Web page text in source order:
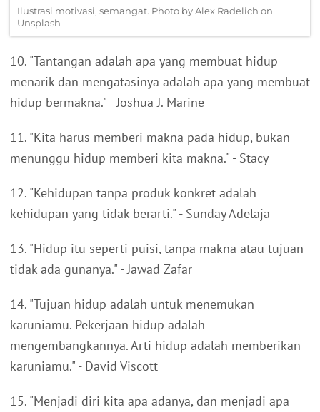
Ilustrasi motivasi, semangat. Photo by Alex Radelich on
Unsplash
10. "Tantangan adalah apa yang membuat hidup
menarik dan mengatasinya adalah apa yang membuat
hidup bermakna." - Joshua J. Marine
11. "Kita harus memberi makna pada hidup, bukan
menunggu hidup memberi kita makna." - Stacy
12. "Kehidupan tanpa produk konkret adalah
kehidupan yang tidak berarti." - Sunday Adelaja
13. "Hidup itu seperti puisi, tanpa makna atau tujuan -
tidak ada gunanya." - Jawad Zafar
14. "Tujuan hidup adalah untuk menemukan
karuniamu. Pekerjaan hidup adalah
mengembangkannya. Arti hidup adalah memberikan
karuniamu." - David Viscott
15. "Menjadi diri kita apa adanya, dan menjadi apa